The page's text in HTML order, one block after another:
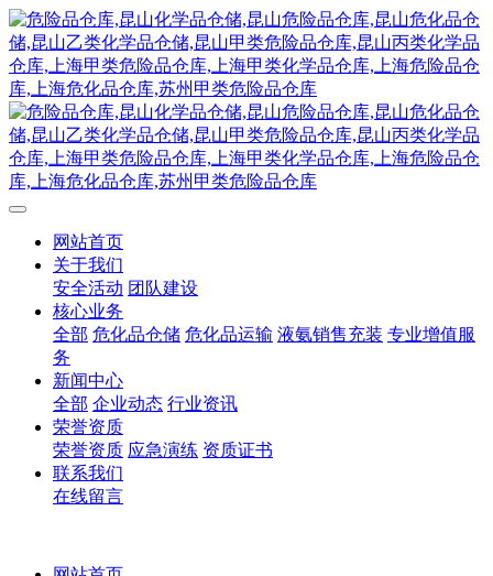
网站首页
关于我们
安全活动 团队建设
核心业务
全部 危化品仓储 危化品运输 液氨销售充装 专业增值服
务
新闻中心
全部 企业动态 行业资讯
荣誉资质
荣誉资质 应急演练 资质证书
联系我们
在线留言